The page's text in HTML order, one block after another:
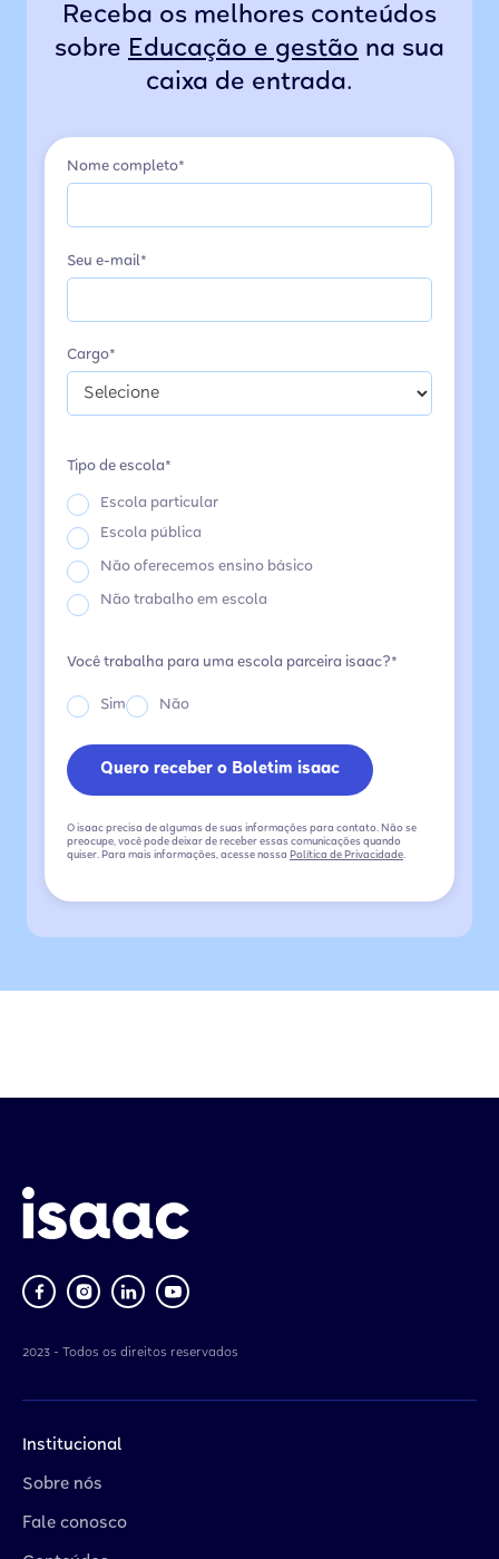
Receba os melhores conteúdos
sobre Educação e gestão na sua
caixa de entrada.
Nome completo*
Seu e-mail*
Cargo*
Tipo de escola*
Escola particular
Escola pública
Não oferecemos ensino básico
Não trabalho em escola
Você trabalha para uma escola parceira isaac?*
Sim Não
O isaac precisa de algumas de suas informações para contato. Não se
preocupe, você pode deixar de receber essas comunicações quando
quiser. Para mais informações, acesse nossa Política de Privacidade.
2023 - Todos os direitos reservados
Institucional
Sobre nós
Fale conosco